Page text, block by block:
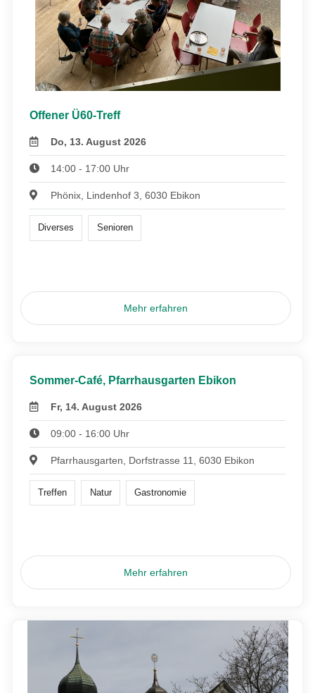
Offener Ü60-Treff
Do, 13. August 2026
14:00 - 17:00 Uhr
Phönix, Lindenhof 3, 6030 Ebikon
Diverses Senioren
Mehr erfahren
Sommer-Café, Pfarrhausgarten Ebikon
Fr, 14. August 2026
09:00 - 16:00 Uhr
Pfarrhausgarten, Dorfstrasse 11, 6030 Ebikon
Treffen Natur Gastronomie
Mehr erfahren